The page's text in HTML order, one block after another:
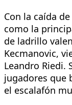
Con la caída
como la
de ladrillo
Kecmanovic,
Leandro Riedi.
jugadores que
el escalafón